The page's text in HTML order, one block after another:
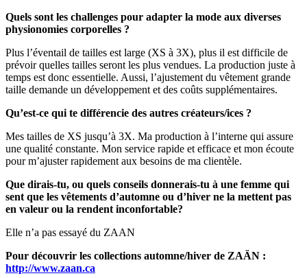
Quels sont les challenges pour adapter la mode aux diverses
physionomies corporelles ?
Plus l’éventail de tailles est large (XS à 3X), plus il est difficile de
prévoir quelles tailles seront les plus vendues. La production juste à
temps est donc essentielle. Aussi, l’ajustement du vêtement grande
taille demande un développement et des coûts supplémentaires.
Qu’est-ce qui te différencie des autres créateurs/ices ?
Mes tailles de XS jusqu’à 3X. Ma production à l’interne qui assure
une qualité constante. Mon service rapide et efficace et mon écoute
pour m’ajuster rapidement aux besoins de ma clientèle.
Que dirais-tu, ou quels conseils donnerais-tu à une femme qui
sent que les vêtements d’automne ou d’hiver ne la mettent pas
en valeur ou la rendent inconfortable?
Elle n’a pas essayé du ZAAN
Pour découvrir les collections automne/hiver de ZAÄN :
http://www.zaan.ca